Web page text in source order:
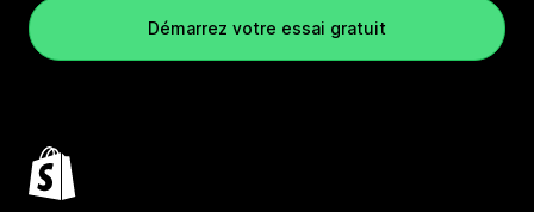
Démarrez votre essai gratuit